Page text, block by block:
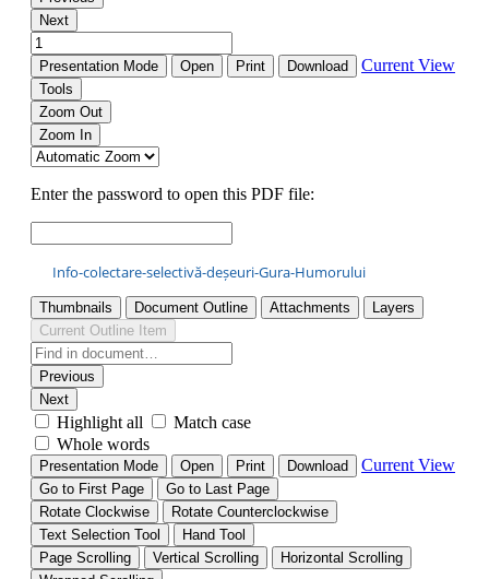
Info-colectare-selectivă-deșeuri-Gura-Humorului